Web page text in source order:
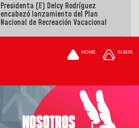
Presidenta (E) Delcy Rodríguez
encabezó lanzamiento del Plan
Nacional de Recreación Vacacional
HOME SUBIR